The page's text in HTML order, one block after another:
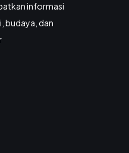
informasi
budaya, dan